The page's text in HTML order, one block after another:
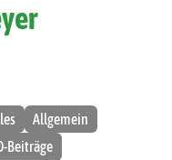
Allgemein
Beiträge